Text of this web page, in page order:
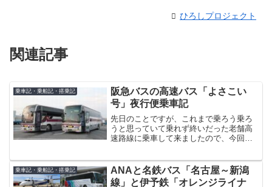
ひろしプロジェクト
関連記事
乗車記・乗船記・搭乗記
阪急バスの高速バス「よさこい
号」夜行便乗車記
先日のことですが、これまで乗ろう乗ろ
うと思っていて乗れず終いだった老舗高
速路線に乗車して来ましたので、今回は
「よさこい号」です。「よさこい号」と
いえば、あの大泉洋他が出...
乗車記・乗船記・搭乗記
ANAと名鉄バス「名古屋～新潟
線」と伊予鉄「オレンジライナ